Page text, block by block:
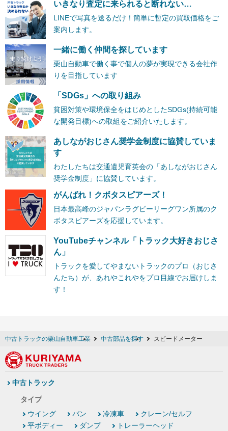
いきなり査定に来られると断れない…
LINEで写真を送るだけ！簡単に暫定の買取価格をご
案内します。
一緒に働く仲間を探しています
栗山自動車で働く事で個人の夢が実現できる会社作
りを目指しています
「SDGs」への取り組み
貧困対策や環境保全をはじめとしたSDGs(持続可能
な開発目標)への取組をご紹介いたします。
あしながおじさん奨学金制度に協賛していま
す
わたしたちは交通遺児育英会の「あしながおじさん
奨学金制度」に協賛しています。
がんばれ！クボタスピアーズ！
日本最高峰のジャパンラグビーリーグワン所属のク
ボタスピアーズを応援しています。
YouTubeチャンネル「トラック大好きおじさ
ん」
トラックを愛してやまないトラックのプロ（おじさ
んたち）が、あれやこれやをプロ目線でお届けしま
す！
中古トラックの栗山自動車工業 中古部品を探す スピードメーター
中古トラック
タイプ
ウイング
バン 冷凍車
クレーン/セルフ
平ボディー
ダンプ
トレーラーヘッド